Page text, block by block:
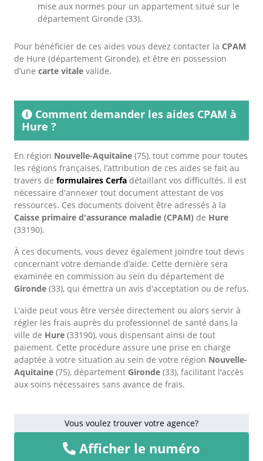
mise aux normes pour un appartement situé sur le
département Gironde (33).
Pour bénéficier de ces aides vous devez contacter la CPAM
de Hure (département Gironde), et être en possession
d’une carte vitale valide.
Comment demander les aides CPAM à
Hure ?
En région Nouvelle-Aquitaine (75), tout comme pour toutes
les régions françaises, l’attribution de ces aides se fait au
travers de formulaires Cerfa détaillant vos difficultés. Il est
nécessaire d'annexer tout document attestant de vos
ressources. Ces documents doivent être adressés à la
Caisse primaire d'assurance maladie (CPAM) de Hure
(33190).
À ces documents, vous devez également joindre tout devis
concernant votre demande d’aide. Cette dernière sera
examinée en commission au sein du département de
Gironde (33), qui émettra un avis d'acceptation ou de refus.
L'aide peut vous être versée directement ou alors servir à
régler les frais auprès du professionnel de santé dans la
ville de Hure (33190), vous dispensant ainsi de tout
paiement. Cette procédure assure une prise en charge
adaptée à votre situation au sein de votre région Nouvelle-
Aquitaine (75), département Gironde (33), facilitant l'accès
aux soins nécessaires sans avance de frais.
Vous voulez trouver votre agence?
Afficher le numéro